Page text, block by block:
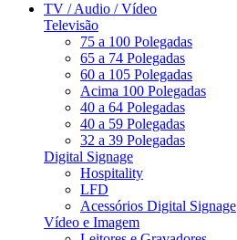
TV / Audio / Vídeo
Televisão
75 a 100 Polegadas
65 a 74 Polegadas
60 a 105 Polegadas
Acima 100 Polegadas
40 a 64 Polegadas
40 a 59 Polegadas
32 a 39 Polegadas
Digital Signage
Hospitality
LFD
Acessórios Digital Signage
Vídeo e Imagem